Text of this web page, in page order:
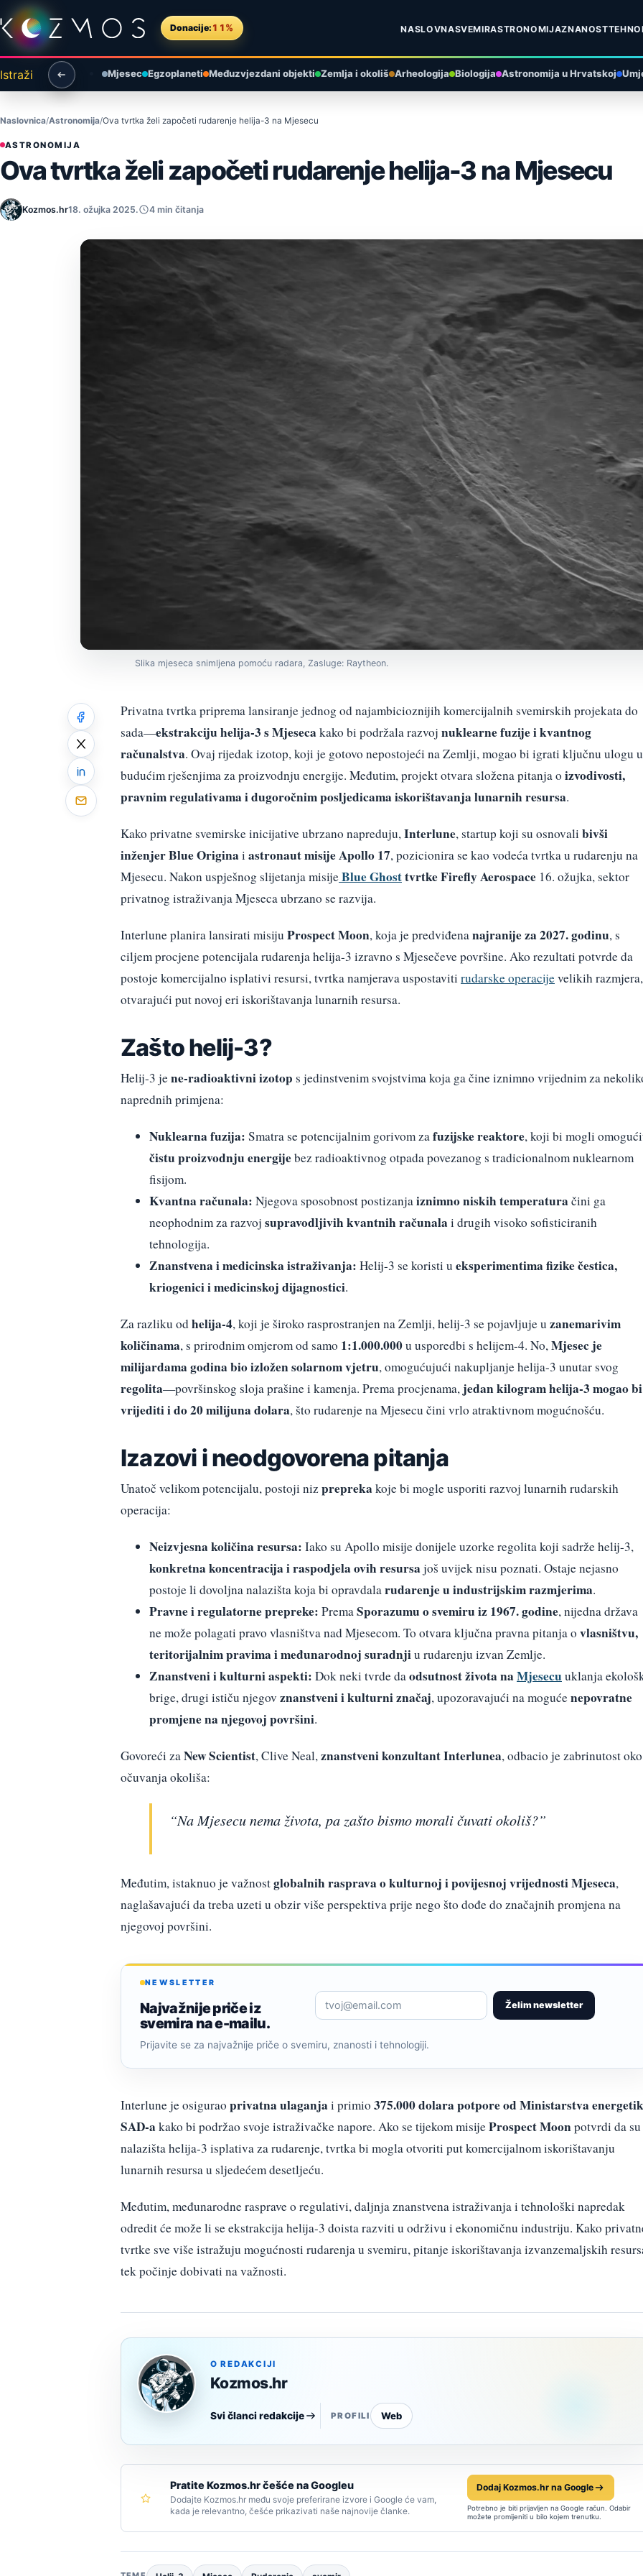
Preskoči na sadržaj
Donacije: 11% NASLOVNASVEMIRASTRONOMIJAZNANOST
Istraži Mjesec Egzoplaneti Međuzvjezdani objekti Zemlja i okoliš Arheologija Biologija Astronomija u Hrvatskoj
Naslovnica Astronomija Ova tvrtka želi započeti rudarenje helija-3 na Mjesecu
ASTRONOMIJA
Ova tvrtka želi započeti rudarenje helija-3 na Mjesecu
Kozmos.hr18. ožujka 2025. 4 min čitanja
Slika mjeseca snimljena pomoću radara, Zasluge: Raytheon.
Privatna tvrtka priprema lansiranje jednog od najambicioznijih komercijalnih svemirskih projekata do
sada—ekstrakciju helija-3 s Mjeseca kako bi podržala razvoj nuklearne fuzije i kvantnog
računalstva. Ovaj rijedak izotop, koji je gotovo nepostojeći na Zemlji, mogao bi igrati ključnu ulogu u
budućim rješenjima za proizvodnju energije. Međutim, projekt otvara složena pitanja o izvodivosti,
pravnim regulativama i dugoročnim posljedicama iskorištavanja lunarnih resursa.
Kako privatne svemirske inicijative ubrzano napreduju, Interlune, startup koji su osnovali bivši
inženjer Blue Origina i astronaut misije Apollo 17, pozicionira se kao vodeća tvrtka u rudarenju na
Mjesecu. Nakon uspješnog slijetanja misijeBlue Ghosttvrtke Firefly Aerospace 16. ožujka, sektor
privatnog istraživanja Mjeseca ubrzano se razvija.
Interlune planira lansirati misiju Prospect Moon, koja je predviđenanajranije za 2027. godinu, s
ciljem procjene potencijala rudarenja helija-3 izravno s Mjesečeve površine. Ako rezultati potvrde da
postoje komercijalno isplativi resursi, tvrtka namjerava uspostaviti rudarske operacijevelikih razmjera,
otvarajući put novoj eri iskorištavanja lunarnih resursa.
Zašto helij-3?
Helij-3 jene-radioaktivni izotop s jedinstvenim svojstvima koja ga čine iznimno vrijednim za
naprednih primjena:
Nuklearna fuzija: Smatra se potencijalnim gorivom zafuzijske reaktore, koji bi mogli
čistu proizvodnju energijebez radioaktivnog otpada povezanog s tradicionalnom nuklearnom
fisijom.
Kvantna računala: Njegova sposobnost postizanjaiznimno niskih temperatura čini ga
neophodnim za razvoj supravodljivih kvantnih računala i drugih visoko sofisticiranih
tehnologija.
Znanstvena i medicinska istraživanja: Helij-3 se koristi u eksperimentima fizike čestica,
kriogenici i medicinskoj dijagnostici.
Za razliku odhelija-4, koji je široko rasprostranjen na Zemlji, helij-3 se pojavljuje u zanemarivim
količinama, s prirodnim omjerom od samo 1:1.000.000u usporedbi s helijem-4. No,Mjesec je
milijardama godina bio izložen solarnom vjetru, omogućujući nakupljanje helija-3 unutar svog
regolita—površinskog sloja prašine i kamenja. Prema procjenama, jedan kilogram helija-3 mogao bi
vrijediti i do 20 milijuna dolara, što rudarenje na Mjesecu čini vrlo atraktivnom mogućnošću.
Izazovi i neodgovorena pitanja
Unatoč velikom potencijalu, postoji nizprepreka koje bi mogle usporiti razvoj lunarnih rudarskih
operacija:
Neizvjesna količina resursa: Iako su Apollo misije donijele uzorke regolita koji sadrže helij-3,
konkretna koncentracija i raspodjela ovih resursa još uvijek nisu poznati. Ostaje nejasno
postoje li dovoljna nalazišta koja bi opravdalarudarenje u industrijskim razmjerima.
Pravne i regulatorne prepreke: PremaSporazumu o svemiru iz 1967. godine, nijedna država
ne može polagati pravo vlasništva nad Mjesecom. To otvara ključna pravna pitanja o vlasništvu,
teritorijalnim pravima i međunarodnoj suradnjiu rudarenju izvan Zemlje.
Znanstveni i kulturni aspekti: Dok neki tvrde daodsutnost života na Mjesecuuklanja
brige, drugi ističu njegov znanstveni i kulturni značaj, upozoravajući na mogućenepovratne
promjene na njegovoj površini.
Govoreći zaNew Scientist, Clive Neal,znanstveni konzultant Interlunea, odbacio je zabrinutost oko
očuvanja okoliša:
“Na Mjesecu nema života, pa zašto bismo morali čuvati okoliš?”
Međutim, istaknuo je važnostglobalnih rasprava o kulturnoj i povijesnoj vrijednosti Mjeseca,
naglašavajući da treba uzeti u obzir više perspektiva prije nego što dođe do značajnih promjena na
njegovoj površini.
NEWSLETTER
Najvažnije priče iz
svemira na e-mailu.
Želim newsletter
Prijavite se za najvažnije priče o svemiru, znanosti i tehnologiji.
Interlune je osigurao privatna ulaganja i primio 375.000 dolara potpore od Ministarstva
SAD-a kako bi podržao svoje istraživačke napore. Ako se tijekom misijeProspect Moonpotvrdi da su
nalazišta helija-3 isplativa za rudarenje, tvrtka bi mogla otvoriti put komercijalnom iskorištavanju
lunarnih resursa u sljedećem desetljeću.
Međutim, međunarodne rasprave o regulativi, daljnja znanstvena istraživanja i tehnološki napredak
odredit će može li se ekstrakcija helija-3 doista razviti u održivu i ekonomičnu industriju. Kako
tvrtke sve više istražuju mogućnosti rudarenja u svemiru, pitanje iskorištavanja izvanzemaljskih
tek počinje dobivati na važnosti.
O REDAKCIJI
Kozmos.hr
Svi članci redakcije PROFILI Web
Pratite Kozmos.hr češće na Googleu
Dodajte Kozmos.hr među svoje preferirane izvore i Google će vam,
kada je relevantno, češće prikazivati naše najnovije članke.
Dodaj Kozmos.hr na Google
Potrebno je biti prijavljen na Google račun. Odabir
možete promijeniti u bilo kojem trenutku.